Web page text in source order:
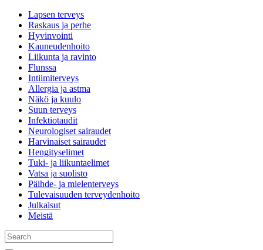
Lapsen terveys
Raskaus ja perhe
Hyvinvointi
Kauneudenhoito
Liikunta ja ravinto
Flunssa
Intiimiterveys
Allergia ja astma
Näkö ja kuulo
Suun terveys
Infektiotaudit
Neurologiset sairaudet
Harvinaiset sairaudet
Hengityselimet
Tuki- ja liikuntaelimet
Vatsa ja suolisto
Päihde- ja mielenterveys
Tulevaisuuden terveydenhoito
Julkaisut
Meistä